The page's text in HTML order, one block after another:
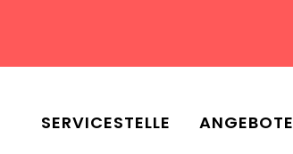
SERVICESTELLE ANGEBOTE